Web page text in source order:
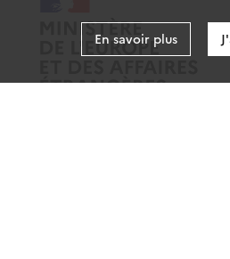
En savoir plus